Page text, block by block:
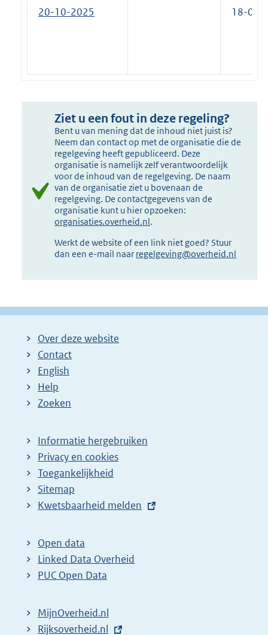
20-10-2025 18-02-
Ziet u een fout in deze regeling?
Bent u van mening dat de inhoud niet juist is?
Neem dan contact op met de organisatie die de
regelgeving heeft gepubliceerd. Deze
organisatie is namelijk zelf verantwoordelijk
voor de inhoud van de regelgeving. De naam
van de organisatie ziet u bovenaan de
regelgeving. De contactgegevens van de
organisatie kunt u hier opzoeken:
organisaties.overheid.nl.
Werkt de website of een link niet goed? Stuur
dan een e-mail naar regelgeving@overheid.nl
Over deze website
Contact
English
Help
Zoeken
Informatie hergebruiken
Privacy en cookies
Toegankelijkheid
Sitemap
E
t
e
r
l
Kwetsbaarheid melden
Open data
Linked Data Overheid
PUC Open Data
MijnOverheid.nl
E
Rijksoverheid.nl